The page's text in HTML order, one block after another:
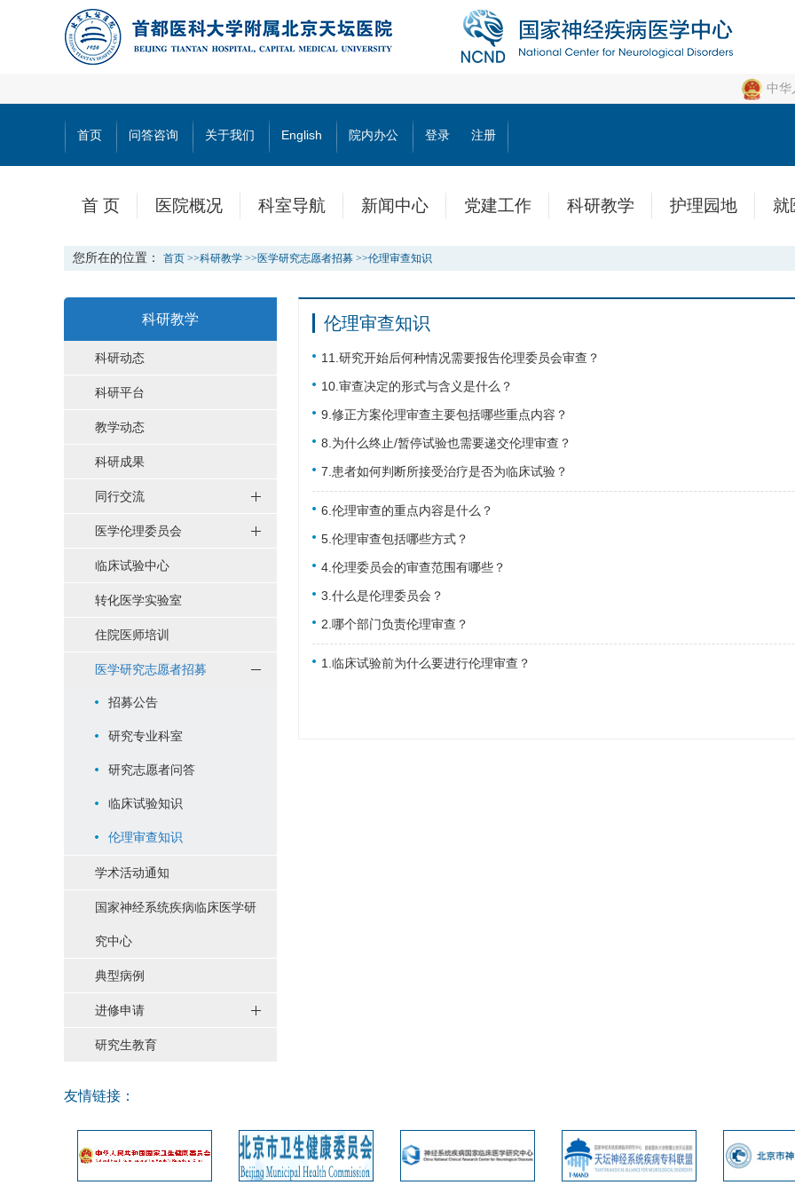
中华
首页 问答咨询 关于我们 English 院内办公 登录 注册
首 页 医院概况 科室导航 新闻中心 党建工作 科研教学 护理园地 就
您所在的位置： 首页 >>科研教学 >> 医学研究志愿者招募 >>伦理审查知识
科研教学
科研动态
科研平台
教学动态
科研成果
同行交流
医学伦理委员会
临床试验中心
转化医学实验室
住院医师培训
医学研究志愿者招募
招募公告
研究专业科室
研究志愿者问答
临床试验知识
伦理审查知识
学术活动通知
国家神经系统疾病临床医学研
究中心
典型病例
进修申请
研究生教育
伦理审查知识
11.研究开始后何种情况需要报告伦理委员会审查？
10.审查决定的形式与含义是什么？
9.修正方案伦理审查主要包括哪些重点内容？
8.为什么终止/暂停试验也需要递交伦理审查？
7.患者如何判断所接受治疗是否为临床试验？
6.伦理审查的重点内容是什么？
5.伦理审查包括哪些方式？
4.伦理委员会的审查范围有哪些？
3.什么是伦理委员会？
2.哪个部门负责伦理审查？
1.临床试验前为什么要进行伦理审查？
友情链接：